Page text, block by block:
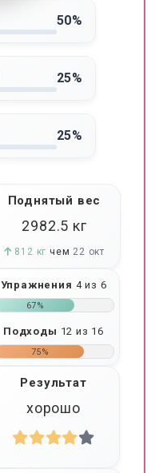
50%
25%
25%
Поднятый вес
2982.5 кг
812 кг чем 22 окт
Упражнения 4 из 6
67%
Подходы 12 из 16
75%
Результат
хорошо